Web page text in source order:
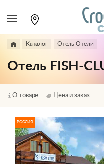
Каталог Отель Отели
Отель FISH-
О товаре Цена и заказ
РОССИЯ